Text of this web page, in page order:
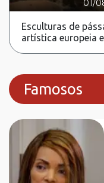
01/
Esculturas de
artística europeia
Famosos